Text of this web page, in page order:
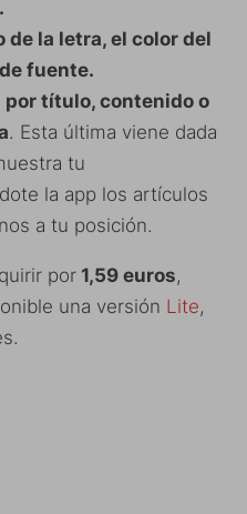
de la letra, el color del
fuente.
título, contenido o
. Esta última viene dada
tu
la app los artículos
a tu posición.
por 1,59 euros,
una versión Lite,